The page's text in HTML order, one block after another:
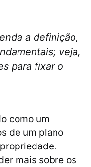
a definição,
veja,
para fixar o
como um
de um plano
mais sobre os